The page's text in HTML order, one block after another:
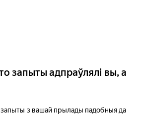
запыты адпраўлялі вы, а
з вашай прылады падобныя да